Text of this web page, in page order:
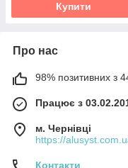
Купити
Про нас
98% позитивних з 44
Працює з
м. Чернівці
https://
Контакти